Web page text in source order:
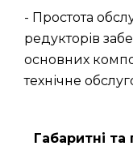
- Простота
редукторів
основних
технічне
Габаритні